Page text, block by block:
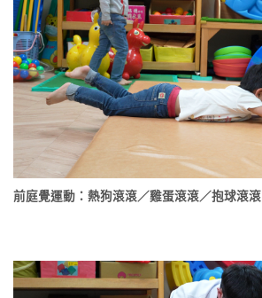
前庭覺運動：熱狗滾滾／雞蛋滾滾／抱球滾滾